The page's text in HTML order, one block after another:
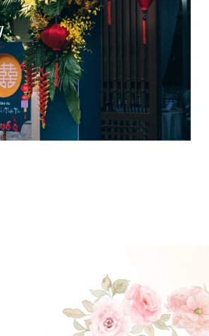
ĐẶT LỊCH HẸN